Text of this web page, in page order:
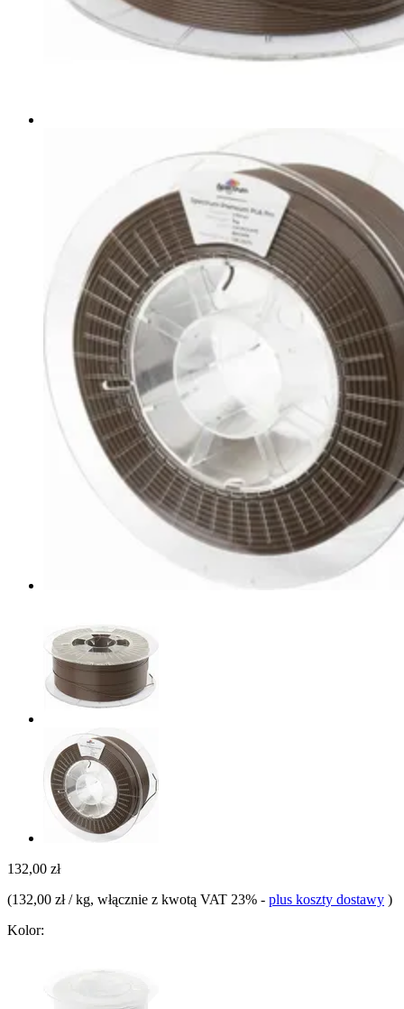
132,00 zł
(132,00 zł / kg, włącznie z kwotą VAT 23% - plus koszty dostawy )
Kolor: